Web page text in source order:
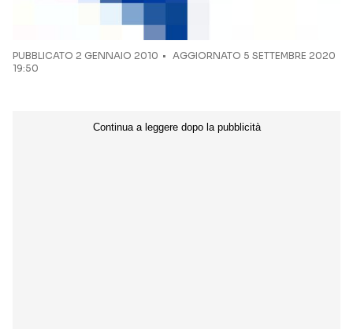
Seguici sui social
PUBBLICATO 2 GENNAIO 2010
AGGIORNATO 5 SETTEMBRE 2020
19:50